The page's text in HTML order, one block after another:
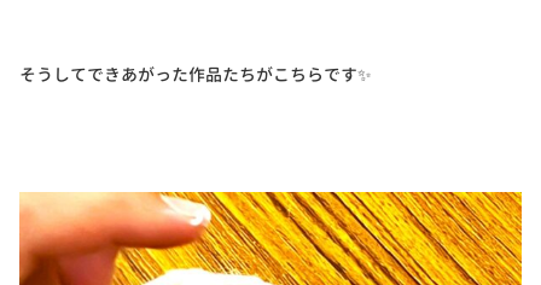
そうしてできあがった作品たちがこちらです✨